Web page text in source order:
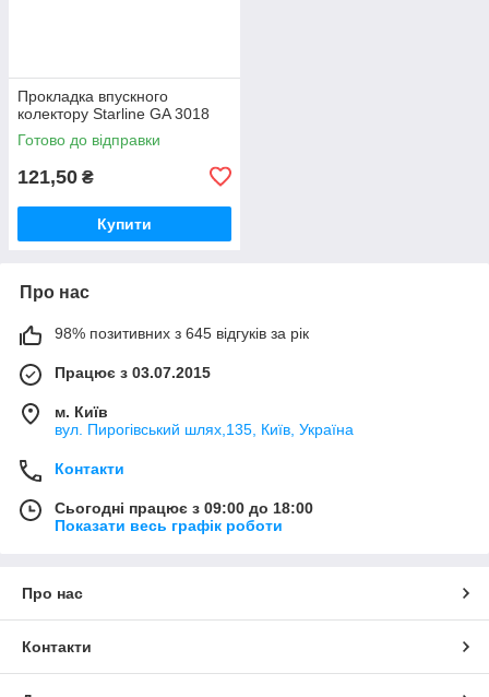
Прокладка впускного
колектору Starline GA 3018
Готово до відправки
121,50 ₴
Купити
Про нас
98% позитивних з 645 відгуків за рік
Працює з 03.07.2015
м. Київ
вул. Пирогівський шлях,135, Київ, Україна
Контакти
Сьогодні працює з 09:00 до 18:00
Показати весь графік роботи
Про нас
Контакти